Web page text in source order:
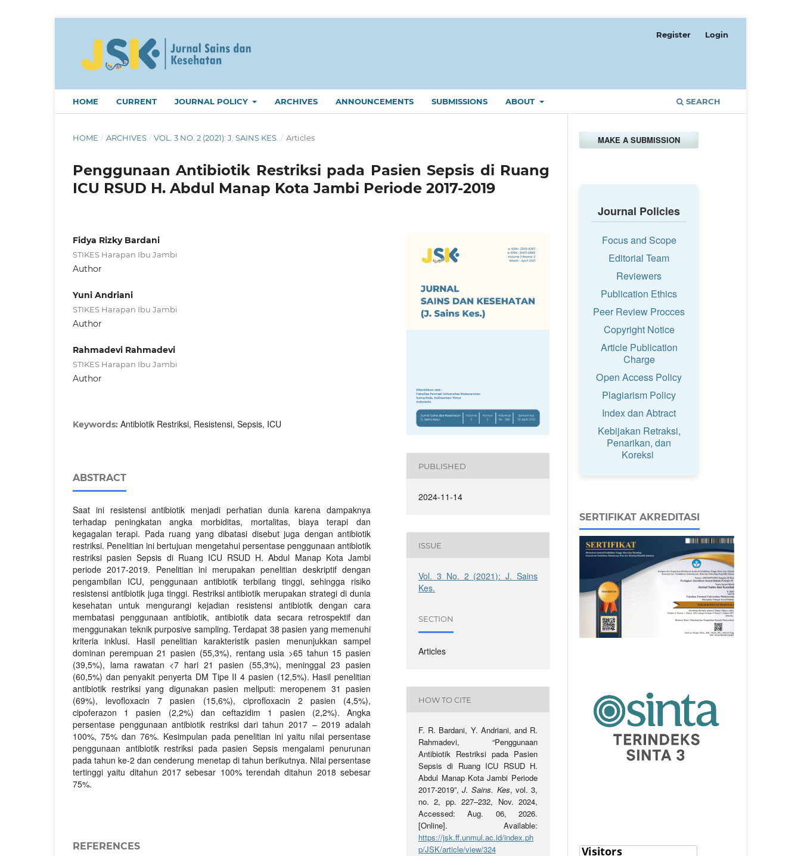
HOME CURRENT JOURNAL POLICY ARCHIVES ANNOUNCEMENTS SUBMISSIONS ABOUT SEARCH
Register Login
HOME / ARCHIVES / VOL. 3 NO. 2 (2021): J. SAINS KES. / Articles
Penggunaan Antibiotik Restriksi pada Pasien Sepsis di Ruang
ICU RSUD H. Abdul Manap Kota Jambi Periode 2017-2019
Fidya Rizky Bardani
STIKES Harapan Ibu Jambi
Author
Yuni Andriani
STIKES Harapan Ibu Jambi
Author
Rahmadevi Rahmadevi
STIKES Harapan Ibu Jambi
Author
Keywords: Antibiotik Restriksi, Resistensi, Sepsis, ICU
ABSTRACT
Saat ini resistensi antibiotik menjadi perhatian dunia karena dampaknya
terhadap peningkatan angka morbiditas, mortalitas, biaya terapi dan
kegagalan terapi. Pada ruang yang dibatasi disebut juga dengan antibiotik
restriksi. Penelitian ini bertujuan mengetahui persentase penggunaan antibiotik
restriksi pasien Sepsis di Ruang ICU RSUD H. Abdul Manap Kota Jambi
periode 2017-2019. Penelitian ini merupakan penelitian deskriptif dengan
pengambilan ICU, penggunaan antibiotik terbilang tinggi, sehingga risiko
resistensi antibiotik juga tinggi. Restriksi antibiotik merupakan strategi di dunia
kesehatan untuk mengurangi kejadian resistensi antibiotik dengan cara
membatasi penggunaan antibiotik, antibiotik data secara retrospektif dan
menggunakan teknik purposive sampling. Terdapat 38 pasien yang memenuhi
kriteria inklusi. Hasil penelitian karakteristik pasien menunjukkan sampel
dominan perempuan 21 pasien (55,3%), rentang usia >65 tahun 15 pasien
(39,5%), lama rawatan <7 hari 21 pasien (55,3%), meninggal 23 pasien
(60,5%) dan penyakit penyerta DM Tipe II 4 pasien (12,5%). Hasil penelitian
antibiotik restriksi yang digunakan pasien meliputi: meropenem 31 pasien
(69%), levofloxacin 7 pasien (15,6%), ciprofloxacin 2 pasien (4,5%),
cipoferazon 1 pasien (2,2%) dan ceftazidim 1 pasien (2,2%). Angka
persentase penggunaan antibiotik restriksi dari tahun 2017 – 2019 adalah
100%, 75% dan 76%. Kesimpulan pada penelitian ini yaitu nilai persentase
penggunaan antibiotik restriksi pada pasien Sepsis mengalami penurunan
pada tahun ke-2 dan cenderung menetap di tahun berikutnya. Nilai persentase
tertinggi yaitu ditahun 2017 sebesar 100% terendah ditahun 2018 sebesar
75%.
REFERENCES
PUBLISHED
2024-11-14
ISSUE
Vol. 3 No. 2 (2021): J. Sains
Kes.
SECTION
Articles
HOW TO CITE
F. R. Bardani, Y. Andriani, and R.
Rahmadevi, “Penggunaan
Antibiotik Restriksi pada Pasien
Sepsis di Ruang ICU RSUD H.
Abdul Manap Kota Jambi Periode
2017-2019”,J. Sains. Kes, vol. 3,
no. 2, pp. 227–232, Nov. 2024,
Accessed: Aug. 06, 2026.
[Online]. Available:
https://jsk.ff.unmul.ac.id/index.ph
p/JSK/article/view/324
MAKE A SUBMISSION
Journal Policies
Focus and Scope
Editorial Team
Reviewers
Publication Ethics
Peer Review Procces
Copyright Notice
Article Publication
Charge
Open Access Policy
Plagiarism Policy
Index dan Abtract
Kebijakan Retraksi,
Penarikan, dan
Koreksi
SERTIFIKAT AKREDITASI